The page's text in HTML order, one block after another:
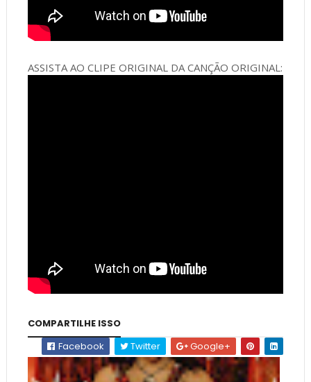
ASSISTA AO CLIPE ORIGINAL DA CANÇÃO ORIGINAL:
COMPARTILHE ISSO
Facebook
Twitter Google+